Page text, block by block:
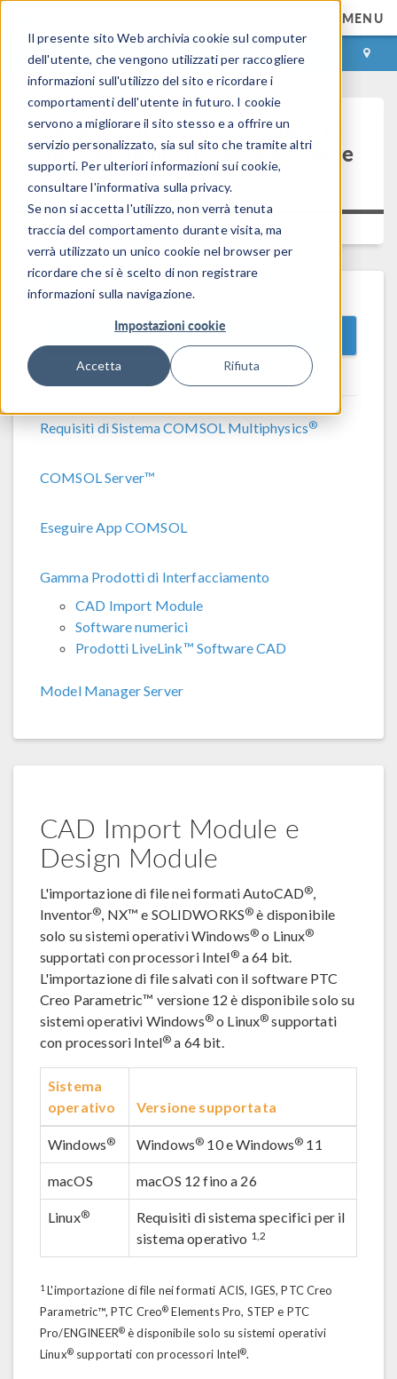
Il presente sito Web archivia cookie sul computer
dell'utente, che vengono utilizzati per raccogliere
informazioni sull'utilizzo del sito e ricordare i
comportamenti dell'utente in futuro. I cookie
servono a migliorare il sito stesso e a offrire un
servizio personalizzato, sia sul sito che tramite altri
supporti. Per ulteriori informazioni sui cookie,
consultare l'informativa sulla privacy.
Se non si accetta l'utilizzo, non verrà tenuta
traccia del comportamento durante visita, ma
verrà utilizzato un unico cookie nel browser per
ricordare che si è scelto di non registrare
informazioni sulla navigazione.
Impostazioni cookie
Accetta Rifiuta
MENU
ACCEDI CONTACT
Requisiti di sistema: Prodotti di
Interfacciamento per la versione
6.4
Versione: 6.4.0.293
COMSOL Version 6.4
Requisiti di Sistema COMSOL Multiphysics®
COMSOL Server™
Eseguire App COMSOL
Gamma Prodotti di Interfacciamento
CAD Import Module
Software numerici
Prodotti LiveLink™ Software CAD
Model Manager Server
CAD Import Module e
Design Module
L'importazione di file nei formati AutoCAD®,
Inventor®, NX™ e SOLIDWORKS® è disponibile
solo su sistemi operativi Windows® o Linux®
supportati con processori Intel®a 64 bit.
L'importazione di file salvati con il software PTC
Creo Parametric™ versione 12 è disponibile solo su
sistemi operativi Windows®o Linux® supportati
con processori Intel® a 64 bit.
Sistema
operativo
Versione supportata
Windows® Windows® 10 e Windows® 11
macOS macOS 12 fino a 26
Linux®
Requisiti di sistema specifici per il
sistema operativo 1,2
1L'importazione di file nei formati ACIS, IGES, PTC Creo
Parametric™, PTC Creo® Elements Pro, STEP e PTC
Pro/ENGINEER®è disponibile solo su sistemi operativi
Linux®supportati con processori Intel®.